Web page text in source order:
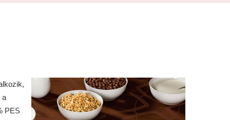
a
PES